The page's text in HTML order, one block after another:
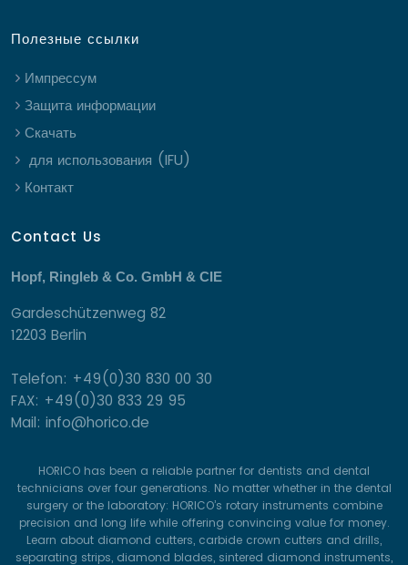
Полезные ссылки
Импрессум
Защита информации
Скачать
для использования (IFU)
Контакт
Contact Us
Hopf, Ringleb & Co. GmbH & CIE
Gardeschützenweg 82
12203 Berlin
Telefon: +49(0)30 830 00 30
FAX: +49(0)30 833 29 95
Mail: info@horico.de
HORICO has been a reliable partner for dentists and dental
technicians over four generations. No matter whether in the dental
surgery or the laboratory: HORICO’s rotary instruments combine
precision and long life while offering convincing value for money.
Learn about diamond cutters, carbide crown cutters and drills,
separating strips, diamond blades, sintered diamond instruments,